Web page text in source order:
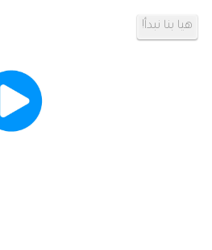
هيا بنا نبدأ!